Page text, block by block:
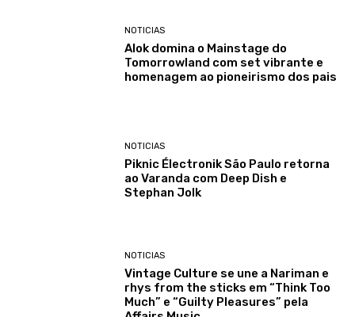
NOTICIAS
Alok domina o Mainstage do
Tomorrowland com set vibrante e
homenagem ao pioneirismo dos pais
NOTICIAS
Piknic Électronik São Paulo retorna
ao Varanda com Deep Dish e
Stephan Jolk
NOTICIAS
Vintage Culture se une a Nariman e
rhys from the sticks em “Think Too
Much” e “Guilty Pleasures” pela